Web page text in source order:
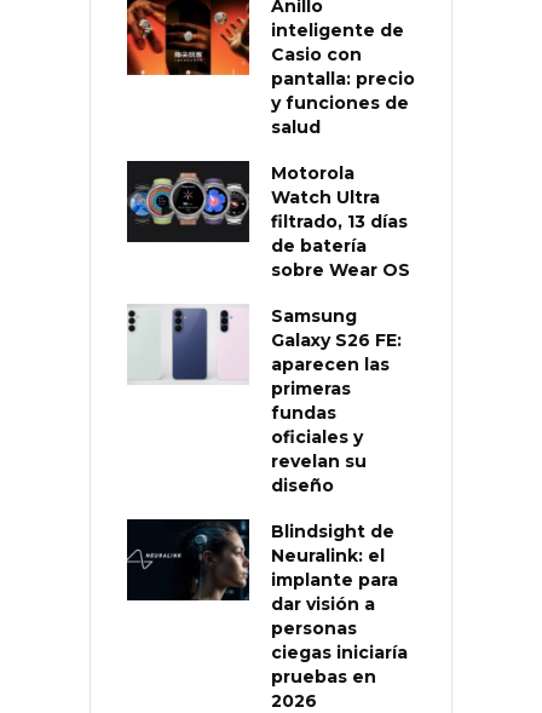
Anillo
inteligente de
Casio con
pantalla: precio
y funciones de
salud
Motorola
Watch Ultra
filtrado, 13 días
de batería
sobre Wear OS
Samsung
Galaxy S26 FE:
aparecen las
primeras
fundas
oficiales y
revelan su
diseño
Blindsight de
Neuralink: el
implante para
dar visión a
personas
ciegas iniciaría
pruebas en
2026